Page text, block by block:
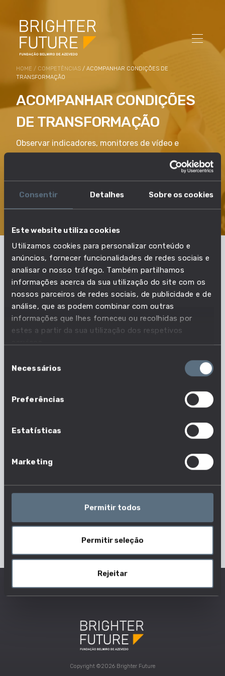
Consentir Detalhes Sobre os cookies
Este website utiliza cookies
Utilizamos cookies para personalizar conteúdo e
anúncios, fornecer funcionalidades de redes sociais e
analisar o nosso tráfego. Também partilhamos
informações acerca da sua utilização do site com os
nossos parceiros de redes sociais, de publicidade e de
análise, que as podem combinar com outras
informações que lhes forneceu ou recolhidas por
estes a partir da sua utilização dos respetivos
serviços.
deNecessários
Preferências
Estatísticas
Marketing
Permitir todos
Permitir seleção
Rejeitar
HOME / COMPETÊNCIAS / ACOMPANHAR CONDIÇÕES DE
TRANSFORMAÇÃO
ACOMPANHAR CONDIÇÕES
DE TRANSFORMAÇÃO
Observar indicadores, monitores de vídeo e
impressões para avaliar se existem as condições
de transformação especificadas. Fazer os
ajustamentos necessários às variáveis do
processo, como os tempos, a entrada de dados, as
taxas de fluxo e as definições de temperatura.
Em que profissões esta
competência é essencial?
Acompanha as necessidades do mercado de
trabalho e descobre quais as profissões em que
esta competência é essencial.
Nº profissões em que esta competência é
Copyright ©2026 Brighter Future